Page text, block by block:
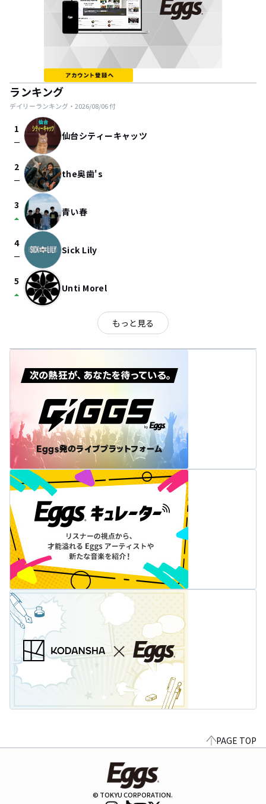
ランキング
デイリーランキング・ 2026/08/06付
1
check_indeterminate_small 仙台シティーキャッツ
2
check_indeterminate_small the奥歯's
3
arrow_drop_up 青い春
4
check_indeterminate_small Sick Lily
5
arrow_drop_up Unti Morel
もっと見る
PAGE TOP
© TOKYU CORPORATION.